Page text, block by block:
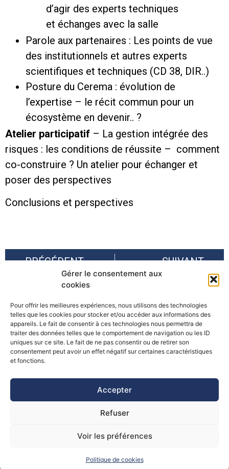
Gérer le consentement aux
cookies
Pour offrir les meilleures expériences, nous utilisons des technologies
telles que les cookies pour stocker et/ou accéder aux informations des
appareils. Le fait de consentir à ces technologies nous permettra de
traiter des données telles que le comportement de navigation ou les ID
uniques sur ce site. Le fait de ne pas consentir ou de retirer son
consentement peut avoir un effet négatif sur certaines caractéristiques
et fonctions.
Accepter
Refuser
Voir les préférences
Politique de cookies
d’agir des experts techniques
et échanges avec la salle
Parole aux partenaires : Les points de vue
des institutionnels et autres experts
scientifiques et techniques (CD 38, DIR..)
Posture du Cerema : évolution de
l’expertise – le récit commun pour un
écosystème en devenir.. ?
Atelier participatif – La gestion intégrée des
risques : les conditions de réussite – comment
co-construire ? Un atelier pour échanger et
poser des perspectives
Conclusions et perspectives
PRÉCÉDENT
Retour sur la restitution du projet Riskfrost – 12&19 octobre 2022
SUIVANT
©Pôle Alpin d’études et de recherche pour la prévention des
Mentions Légales Politique de Cookies